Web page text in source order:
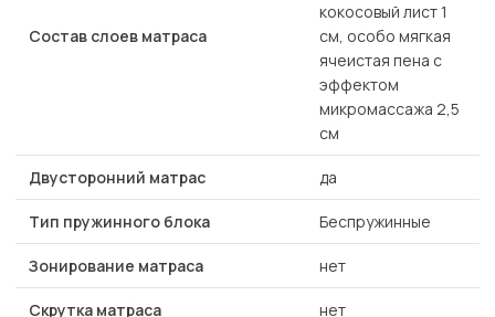
Состав слоев матраса
кокосовый лист 1
см, особо мягкая
ячеистая пена с
эффектом
микромассажа 2,5
см
Двусторонний матрас да
Тип пружинного блока Беспружинные
Зонирование матраса нет
Скрутка матраса нет